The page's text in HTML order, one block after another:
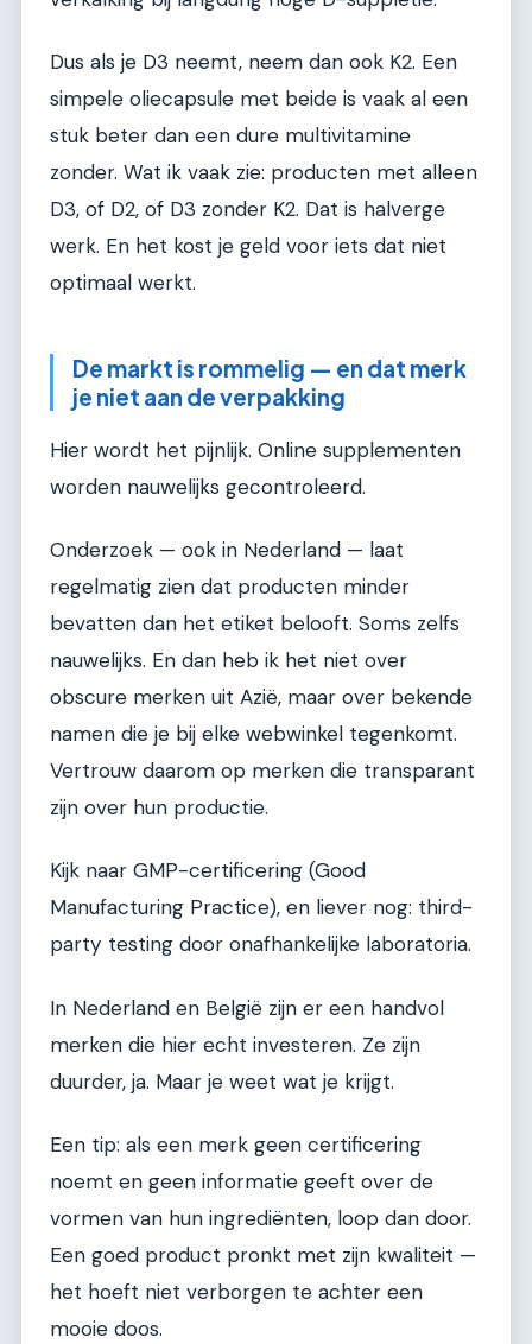
Dus als je D3 neemt, neem dan ook K2. Een
simpele oliecapsule met beide is vaak al een
stuk beter dan een dure multivitamine
zonder. Wat ik vaak zie: producten met alleen
D3, of D2, of D3 zonder K2. Dat is halverge
werk. En het kost je geld voor iets dat niet
optimaal werkt.
De markt is rommelig — en dat merk
je niet aan de verpakking
Hier wordt het pijnlijk. Online supplementen
worden nauwelijks gecontroleerd.
Onderzoek — ook in Nederland — laat
regelmatig zien dat producten minder
bevatten dan het etiket belooft. Soms zelfs
nauwelijks. En dan heb ik het niet over
obscure merken uit Azië, maar over bekende
namen die je bij elke webwinkel tegenkomt.
Vertrouw daarom op merken die transparant
zijn over hun productie.
Kijk naar GMP-certificering (Good
Manufacturing Practice), en liever nog: third-
party testing door onafhankelijke laboratoria.
In Nederland en België zijn er een handvol
merken die hier echt investeren. Ze zijn
duurder, ja. Maar je weet wat je krijgt.
Een tip: als een merk geen certificering
noemt en geen informatie geeft over de
vormen van hun ingrediënten, loop dan door.
Een goed product pronkt met zijn kwaliteit —
het hoeft niet verborgen te achter een
mooie doos.